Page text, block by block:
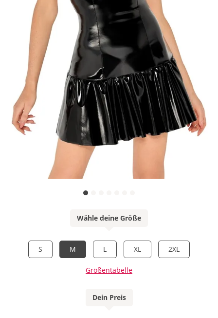
Wähle deine Größe
S M L XL 2XL
Größentabelle
Dein Preis